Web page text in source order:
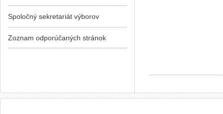
Spoločný sekretariát výborov
Zoznam odporúčaných stránok